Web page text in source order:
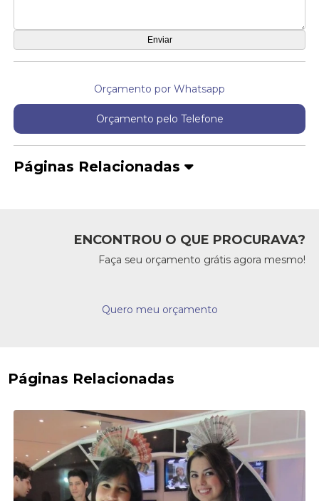
Orçamento por Whatsapp
Orçamento pelo Telefone
Páginas Relacionadas
ENCONTROU O QUE PROCURAVA?
Faça seu orçamento grátis agora mesmo!
Quero meu orçamento
Páginas Relacionadas